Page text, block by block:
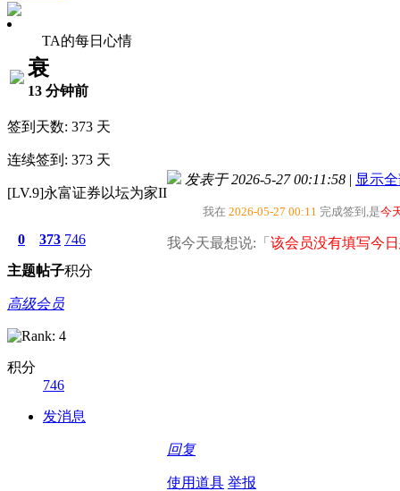
TA的每日心情
衰
13 分钟前
签到天数: 373 天
连续签到: 373 天
[LV.9]永富证券以坛为家II
0
主题
373
帖子
746
积分
高级会员
积分
746
发消息
发表于 2026-5-27 00:11:58 | 显示
我在 2026-05-27 00:11 完成签到,是今
我今天最想说:「 该会员没有填写今
回复
使用道具 举报